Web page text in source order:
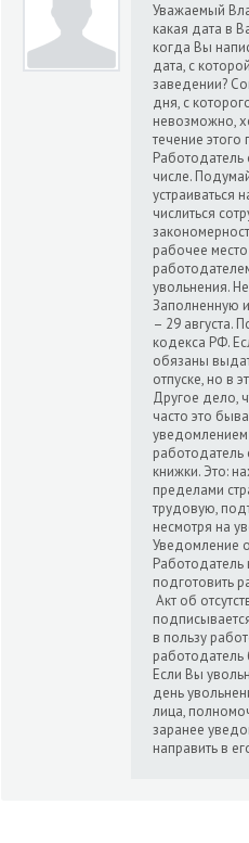
Уважаемый
какая дата в
когда Вы
дата, с
заведении?
дня, с
невозможно,
течение
Работодатель
числе.
устраиваться
числиться
рабочее
увольнения.
Заполненную
– 29 августа.
кодекса РФ.
обязаны
отпуске, но в
Другое дело,
часто это
уведомлением
работодатель
книжки. Это:
пределами
трудовую,
несмотря на
Уведомление
Работодатель
подготовить
Акт об
в пользу
работодатель
Если Вы
день
лица,
заранее
направить в